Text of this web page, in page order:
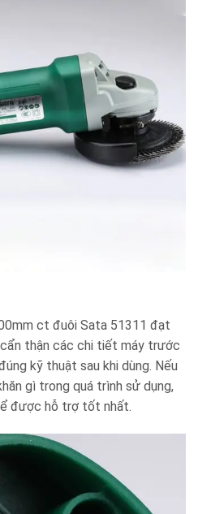
ct đuôi Sata 51311 đạt
cẩn thận các chi tiết máy trước
kỹ thuật sau khi dùng. Nếu
gì trong quá trình sử dụng,
được hỗ trợ tốt nhất.